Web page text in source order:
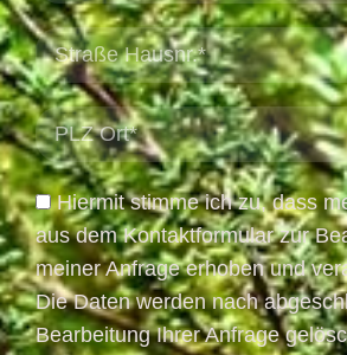
Hiermit stimme ich zu, dass
aus dem Kontaktformular zur
meiner Anfrage erhoben und
Die Daten werden nach
Bearbeitung Ihrer Anfrage